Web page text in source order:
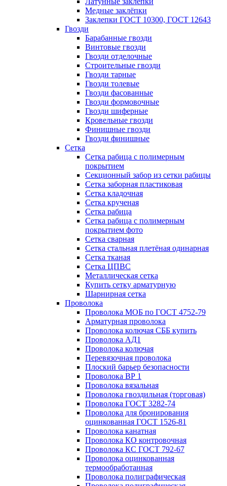
Медные заклёпки
Заклепки ГОСТ 10300, ГОСТ 12643
Гвозди
Барабанные гвозди
Винтовые гвозди
Гвозди отделочные
Строительные гвозди
Гвозди тарные
Гвозди толевые
Гвозди фасованные
Гвозди формовочные
Гвозди шиферные
Кровельные гвозди
Финишные гвозди
Гвозди финишные
Сетка
Сетка рабица с полимерным
покрытием
Секционный забор из сетки рабицы
Сетка заборная пластиковая
Сетка кладочная
Сетка крученая
Сетка рабица
Сетка рабица с полимерным
покрытием фото
Сетка сварная
Сетка стальная плетёная одинарная
Сетка тканая
Сетка ЦПВС
Металлическая сетка
Купить сетку арматурную
Шарнирная сетка
Проволока
Проволока МОБ по ГОСТ 4752-79
Арматурная проволока
Проволока колючая СББ купить
Проволока АД1
Проволока колючая
Перевязочная проволока
Плоский барьер безопасности
Проволока ВР 1
Проволока вязальная
Проволока гвоздильная (торговая)
Проволока ГОСТ 3282-74
Проволока для бронирования
оцинкованная ГОСТ 1526-81
Проволока канатная
Проволока КО контровочная
Проволока КС ГОСТ 792-67
Проволока оцинкованная
термообработанная
Проволока полиграфическая